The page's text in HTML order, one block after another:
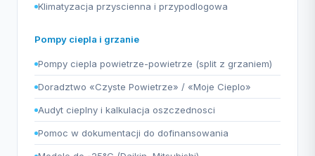
Klimatyzacja przyscienna i przypodlogowa
Pompy ciepla i grzanie
Pompy ciepla powietrze-powietrze (split z grzaniem)
Doradztwo «Czyste Powietrze» / «Moje Cieplo»
Audyt cieplny i kalkulacja oszczednosci
Pomoc w dokumentacji do dofinansowania